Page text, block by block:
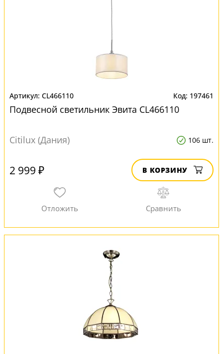
CL466110 197461
Подвесной светильник Эвита CL466110
Citilux (Дания) 106 шт.
2 999 ₽ В КОРЗИНУ